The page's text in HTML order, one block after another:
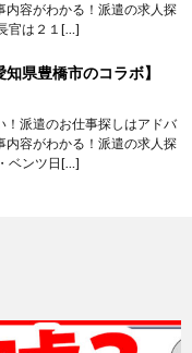
内容がわかる！派遣の求人探
官は２１[…]
県豊橋市のコラボ】
！派遣のお仕事探しはアドバ
内容がわかる！派遣の求人探
ベンツ日[…]